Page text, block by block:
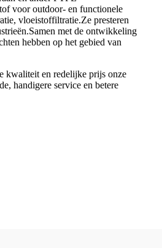
voor outdoor- en functionele
vloeistoffiltratie.Ze presteren
met de ontwikkeling
hebben op het gebied van
kwaliteit en redelijke prijs onze
handigere service en betere